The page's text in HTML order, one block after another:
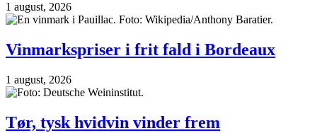
1 august, 2026
Vinmarkspriser i frit fald i Bordeaux
1 august, 2026
Tør, tysk hvidvin vinder frem